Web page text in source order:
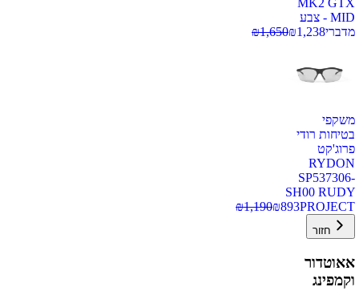
MK2 GTX
MID - צבע
מדברי
₪1,238
₪1,650
משקפי
בטיחות רודי
פרוג'קט
RYDON
SP537306-
SH00 RUDY
PROJECT
₪893
₪1,190
חזור
אאוטדור
וקמפינג